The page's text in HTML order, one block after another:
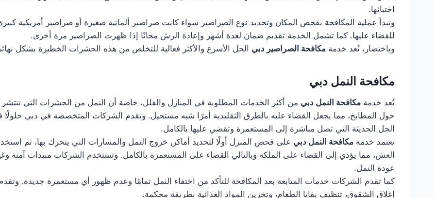
اختبائها.
وتبدأ عملية المكافحة بفحص المكان وتحديد نوع الصراصير سواء كانت صراصير ألمانية صغيرة أو صراصير أمريكية
للقضاء عليها. كما تشمل الخدمة تقديم ضمان لعدة أشهر وإعادة الرش مجانًا إذا ظهرت الصراصير مرة أخرى.
وباختصار، تُعد خدمة مكافحة الصراصير دبي الحل الأسرع والأكثر فعالية للتخلص من هذه الحشرات الخطيرة بشكل
مكافحة النمل دبي
تُعد خدمة مكافحة النمل دبي من أكثر الخدمات المطلوبة في المنازل والفلل، خاصة أن النمل من الحشرات التي
حول المطابخ، مما يجعل القضاء عليه بالطرق التقليدية أمرًا شبه مستحيل. وتقدم الشركات المتخصصة في دبي
الجل الحديثة التي تصل مباشرة إلى المستعمرة وتقضي عليها بالكامل.
تعتمد خدمة مكافحة النمل دبي على فحص المنزل أولًا لتحديد أماكن خروج النمل والمسارات التي يتحرك بها، ثم
العش، مما يؤدي إلى القضاء على الملكة وبالتالي القضاء على المستعمرة بالكامل. وتستخدم الشركات مبيدات آمنة
عودة النمل.
كما تقدم الشركات خدمات المتابعة بعد المكافحة للتأكد من اختفاء النمل تمامًا وعدم ظهور أي مستعمرة جديدة.
إغلاق الشقوق، تنظيف بقايا الطعام، وتخزين المواد الغذائية بطريقة محكمة.